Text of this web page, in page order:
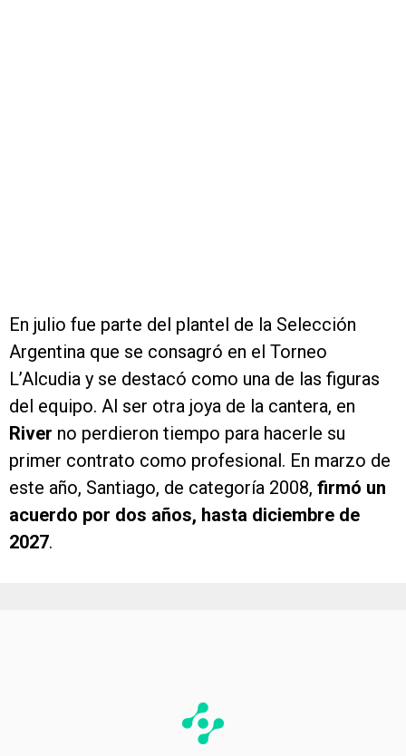
En julio fue parte del plantel de la Selección
Argentina que se consagró en el Torneo
L’Alcudia y se destacó como una de las figuras
del equipo. Al ser otra joya de la cantera, en
River no perdieron tiempo para hacerle su
primer contrato como profesional. En marzo de
este año, Santiago, de categoría 2008, firmó un
acuerdo por dos años, hasta diciembre de
2027.